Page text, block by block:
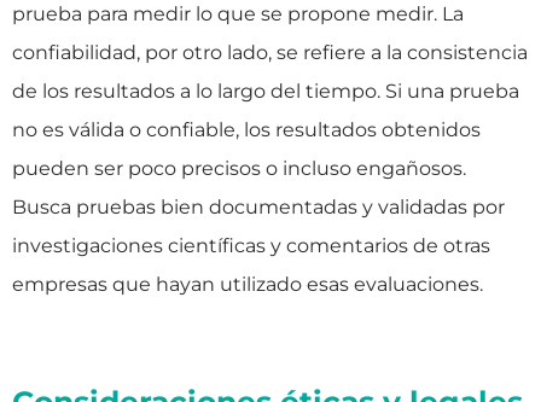
prueba para medir lo que se propone medir. La
confiabilidad, por otro lado, se refiere a la consistencia
de los resultados a lo largo del tiempo. Si una prueba
no es válida o confiable, los resultados obtenidos
pueden ser poco precisos o incluso engañosos.
Busca pruebas bien documentadas y validadas por
investigaciones científicas y comentarios de otras
empresas que hayan utilizado esas evaluaciones.